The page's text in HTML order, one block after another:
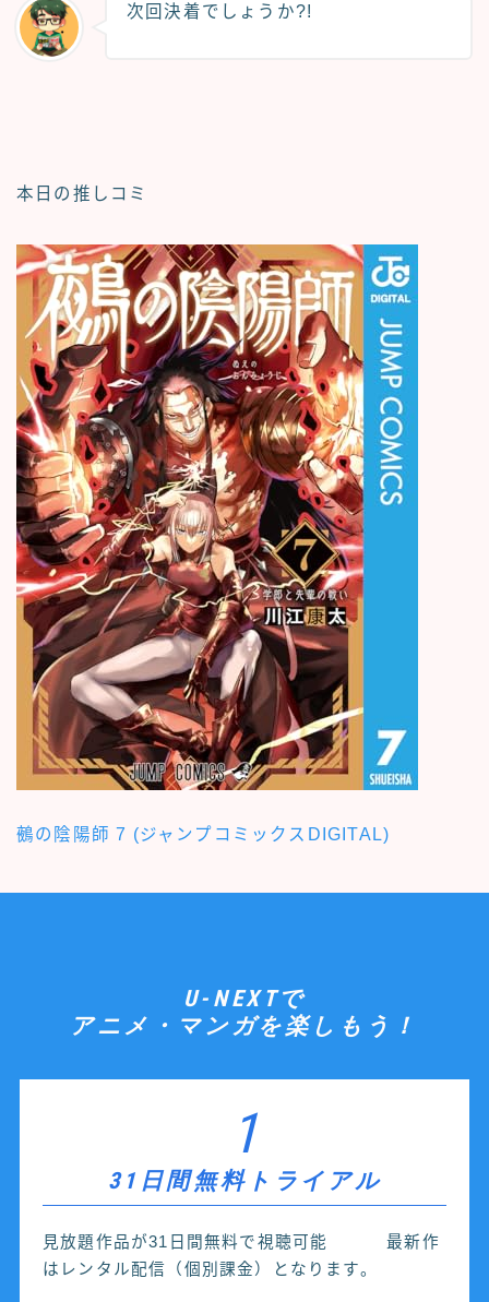
次回決着でしょうか?!
本日の推しコミ
鵺の陰陽師 7 (ジャンプコミックスDIGITAL)
U-NEXTで
アニメ・マンガを楽しもう！
1
31日間無料トライアル
見放題作品が31日間無料で視聴可能 最新作
はレンタル配信（個別課金）となります。